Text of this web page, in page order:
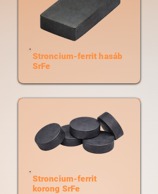
Stroncium-ferrit hasáb
SrFe
Stroncium-ferrit
korong SrFe